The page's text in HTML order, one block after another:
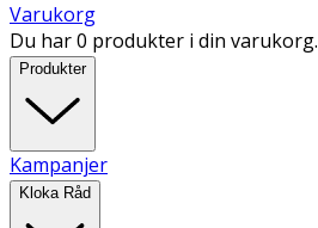
Varukorg
Du har 0 produkter i din varukorg.
Produkter
Kampanjer
Kloka Råd